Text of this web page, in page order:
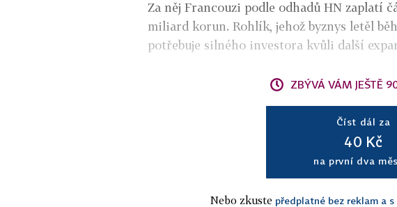
Za něj Francouzi podle odhadů HN zaplatí
miliard korun. Rohlík, jehož byznys letěl
potřebuje silného investora kvůli další
ZBÝVÁ VÁM JEŠTĚ
Číst dál za
40 Kč
na první dva
Nebo zkuste předplatné bez reklam a